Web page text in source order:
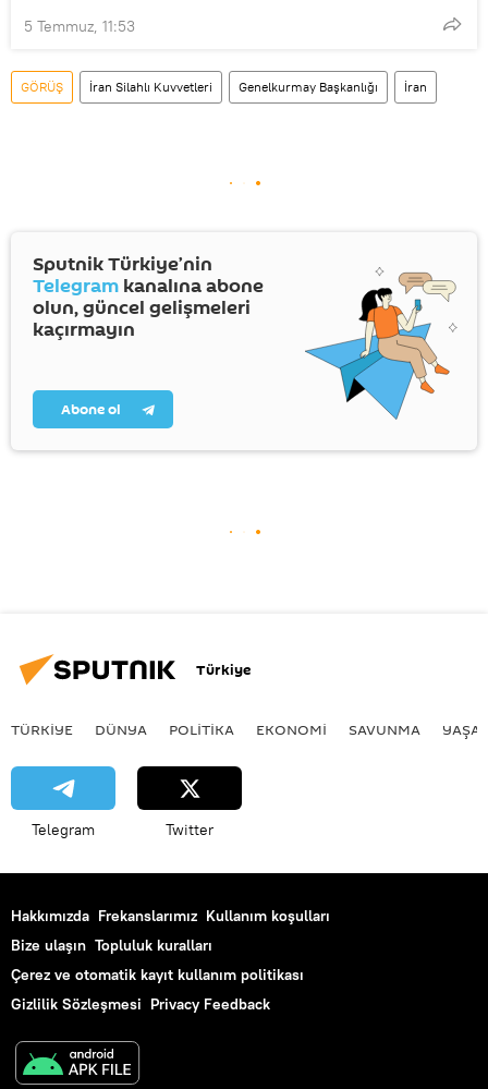
5 Temmuz, 11:53
GÖRÜŞ İran Silahlı Kuvvetleri Genelkurmay Başkanlığı İran
Sputnik Türkiye’nin
Telegram kanalına abone
olun, güncel gelişmeleri
kaçırmayın
Abone ol
Türkiye
TÜRKIYE DÜNYA POLİTİKA EKONOMİ SAVUNMA
Telegram Twitter
Hakkımızda Frekanslarımız Kullanım koşulları
Bize ulaşın Topluluk kuralları
Çerez ve otomatik kayıt kullanım politikası
Gizlilik Sözleşmesi Privacy Feedback